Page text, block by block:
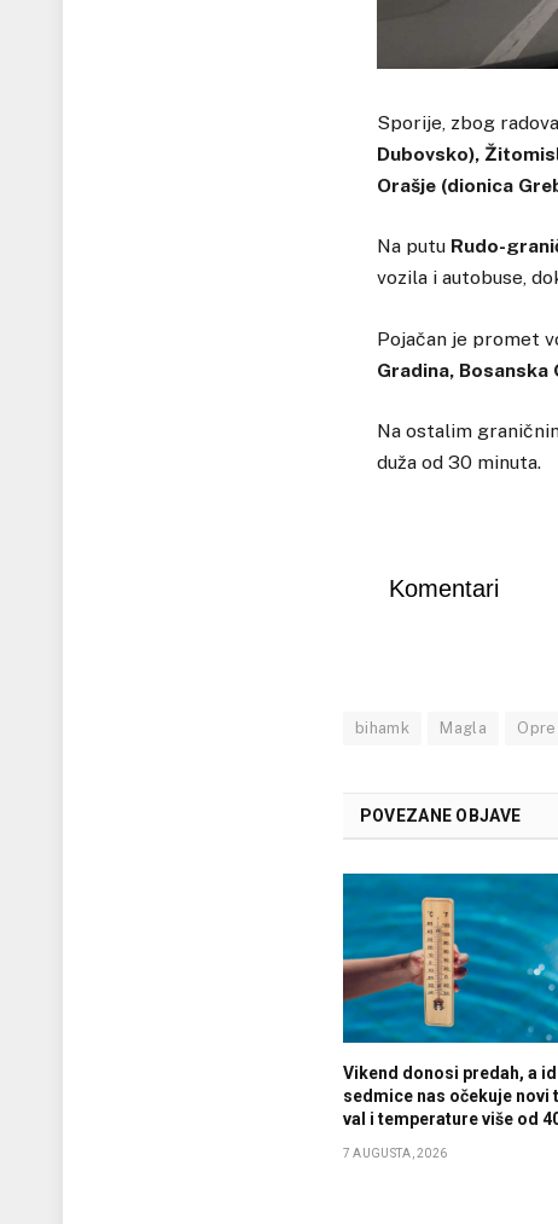
Sporije, zbog
Dubovsko),
Orašje (dionica
Na putu Rudo-
vozila i autobuse,
Pojačan je promet
Gradina, Bosanska
Na ostalim
duža od 30 minuta.
Komentari
bihamk Magla
POVEZANE OBJAVE
Vikend donosi predah, a
sedmice nas očekuje novi
val i temperature više od
7 AUGUSTA, 2026